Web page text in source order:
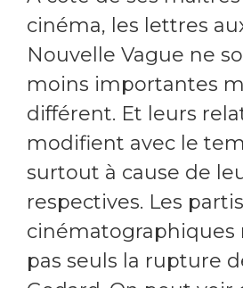
cinéma, les lettres
Nouvelle Vague ne
moins importantes
différent. Et leurs
modifient avec le
surtout à cause de
respectives. Les
cinématographiques
pas seuls la rupture